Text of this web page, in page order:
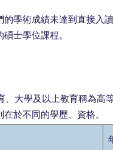
學術成績未達到直接入
士學位課程。
、大學及以上教育稱為高
於不同的學歷、資格。